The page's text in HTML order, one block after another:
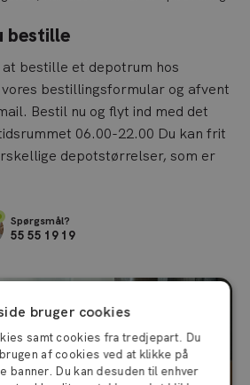
bestille
bestille et depotrum hos
bestillingsformular og afvent
Bestil nu og flyt ind med det
06.00-22.00 Du kan frit
depotstørrelser, som er
Spørgsmål?
55 55 19 19
bruger cookies
samt cookies fra tredjepart. Du
af cookies ved at klikke på
banner. Du kan desuden til enhver